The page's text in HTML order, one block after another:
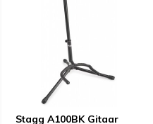
Stagg A100BK Gitaar